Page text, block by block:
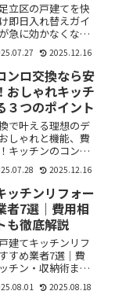
立区の戸建てを快
即日入れ替えガイ
急に効かなくなっ
アコンを交換した
すればいいのかわ
エアコンって普通
」―...
2025.12.16
ンロ交換なら安
おしゃれキッチ
３つのポイント
で叶える理想のデ
しゃれと機能、費
キッチンのコンロ
そろそろ交換した
か？でも、デザイ
が心配でなかなか
お悩...
2025.12.16
ッチンリフォー
者7選｜費用相
も徹底解説
建てキッチンリフ
すめ業者7選｜費
チン・収納術まで
対応エリア：東京
特徴：店舗・テナ
2025.08.18